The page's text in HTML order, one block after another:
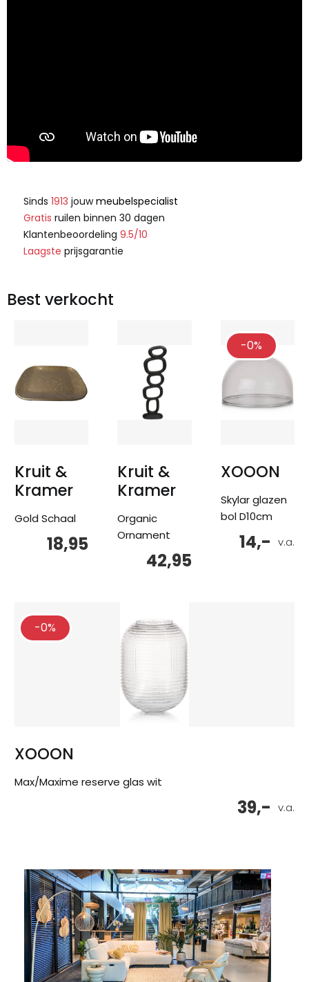
Sinds 1913 jouwmeubelspecialist
Gratis ruilen binnen 30 dagen
Klantenbeoordeling 9.5/10
Laagste prijsgarantie
Best verkocht
Kruit &
Kramer
Gold Schaal
18,95
Kruit &
Kramer
Organic
Ornament
42,95
-0%
XOOON
Skylar glazen
bol D10cm
v.a.
14,-
-0%
XOOON
Max/Maxime reserve glas wit
v.a.
39,-